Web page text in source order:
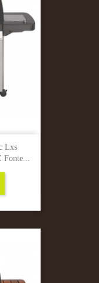
Lxs
Fonte...